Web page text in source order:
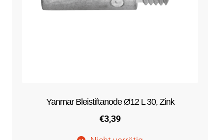
Yanmar Bleistiftanode Ø12 L 30, Zink
€3,39